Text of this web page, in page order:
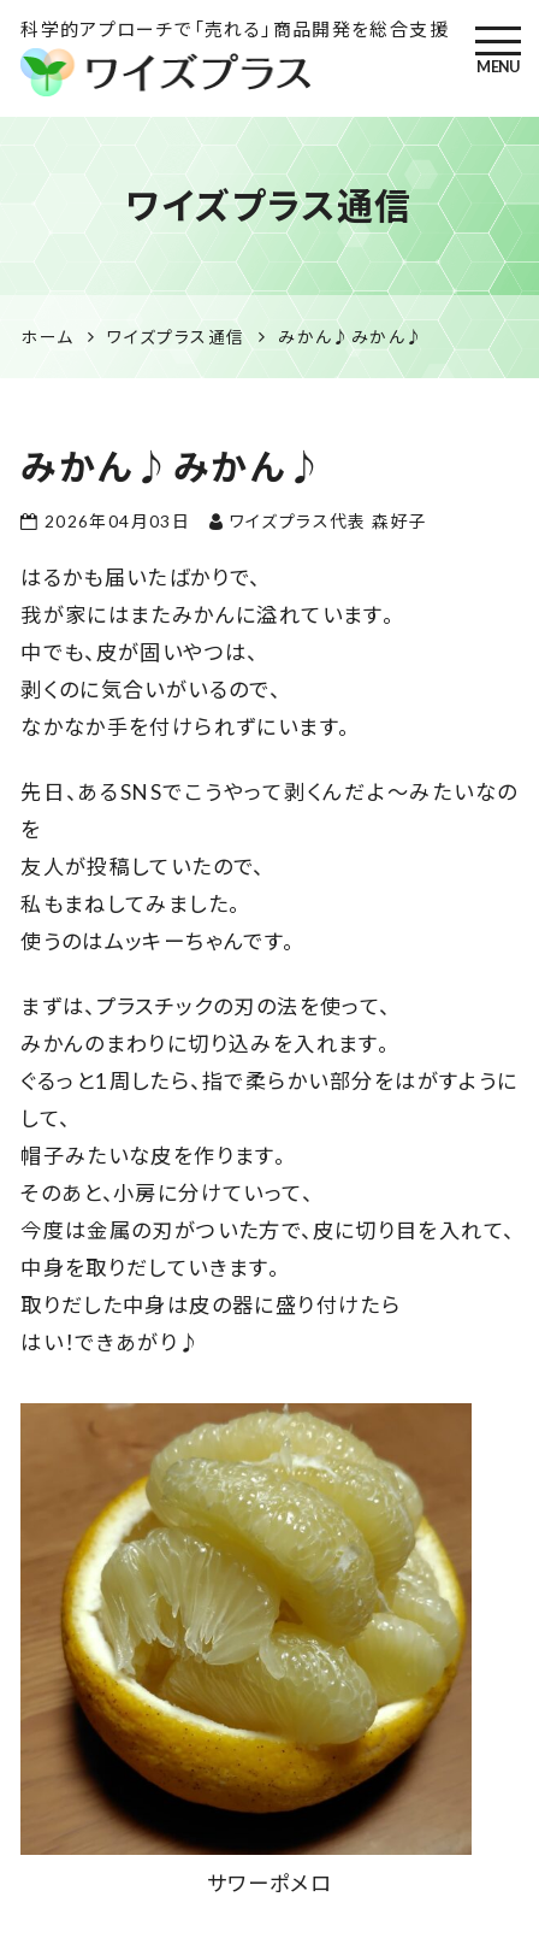
科学的アプローチで「売れる」商品開発を総合支援
ワイズプラス｜鹿児島の特産
品開発・HACCP衛生管理・食
品表示の専門コンサル
MENU
ワイズプラス通信
ホーム ワイズプラス通信 みかん♪みかん♪
みかん♪みかん♪
2026年04月03日 ワイズプラス代表 森好子
はるかも届いたばかりで、
我が家にはまたみかんに溢れています。
中でも、皮が固いやつは、
剥くのに気合いがいるので、
なかなか手を付けられずにいます。
先日、あるSNSでこうやって剥くんだよ～みたいなの
を
友人が投稿していたので、
私もまねしてみました。
使うのはムッキーちゃんです。
まずは、プラスチックの刃の法を使って、
みかんのまわりに切り込みを入れます。
ぐるっと1周したら、指で柔らかい部分をはがすように
して、
帽子みたいな皮を作ります。
そのあと、小房に分けていって、
今度は金属の刃がついた方で、皮に切り目を入れて、
中身を取りだしていきます。
取りだした中身は皮の器に盛り付けたら
はい！できあがり♪
サワーポメロ